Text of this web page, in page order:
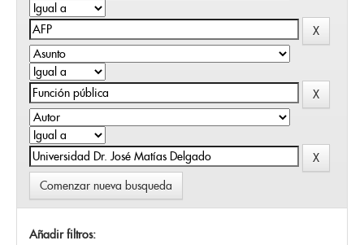
Comenzar nueva busqueda
Añadir filtros: